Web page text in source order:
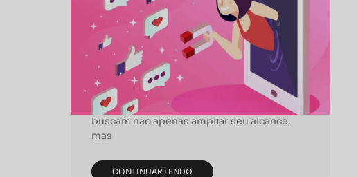
Estratégias de Engajamento
para o Marketing de
Influência
No cenário digital de hoje, o marketing de
influência se estabeleceu como uma
ferramenta essencial para marcas que
buscam não apenas ampliar seu alcance,
mas
CONTINUAR LENDO